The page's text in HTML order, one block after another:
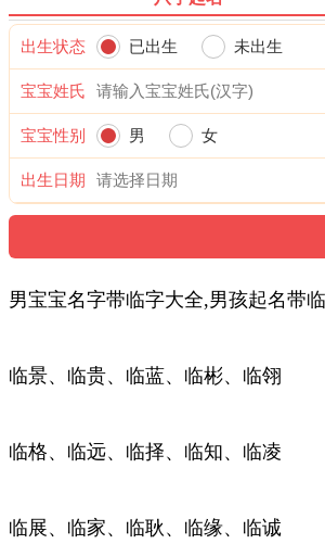
出生状态 已出生 未出生
宝宝姓氏
宝宝性别 男 女
出生日期
男宝宝名字带临字大全,男孩起名带
临景、临贵、临蓝、临彬、临翎
临格、临远、临择、临知、临凌
临展、临家、临耿、临缘、临诚